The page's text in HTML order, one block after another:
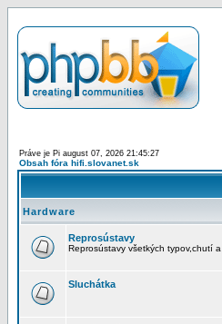
Práve je Pi august 07, 2026 21:45:27
Obsah fóra hifi.slovanet.sk
Hardware
Reprosústavy
Reprosústavy všetkých typov,chutí
Sluchátka